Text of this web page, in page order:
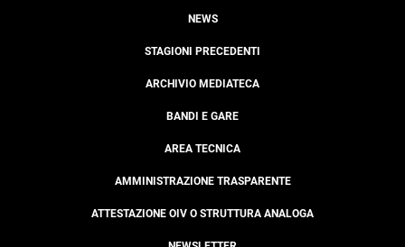
NEWS
STAGIONI PRECEDENTI
ARCHIVIO MEDIATECA
BANDI E GARE
AREA TECNICA
AMMINISTRAZIONE TRASPARENTE
ATTESTAZIONE OIV O STRUTTURA ANALOGA